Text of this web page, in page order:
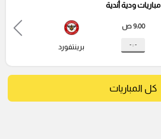
مباريات ودية أندية
9:00 ص
- : - برينتفورد
كل المباريات